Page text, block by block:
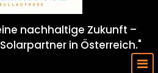
nachhaltige Zukunft –
in Österreich."